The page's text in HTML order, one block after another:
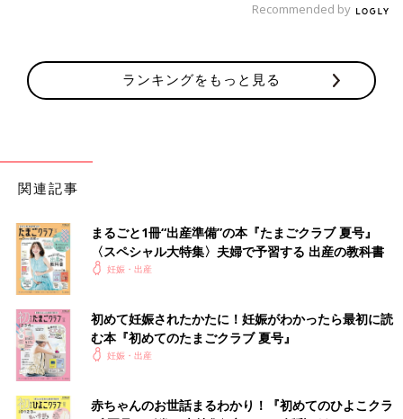
Recommended by
ランキングをもっと見る
関連記事
まるごと1冊“出産準備”の本『たまごクラブ 夏号』
〈スペシャル大特集〉夫婦で予習する 出産の教科書
妊娠・出産
初めて妊娠されたかたに！妊娠がわかったら最初に読
む本『初めてのたまごクラブ 夏号』
妊娠・出産
赤ちゃんのお世話まるわかり！『初めてのひよこクラ